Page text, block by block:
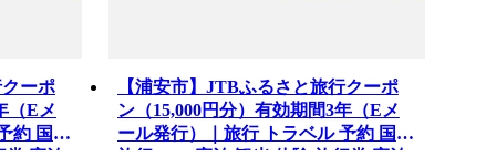
ーポ
（Eメ
約 国内
宿泊
【浦安市】JTBふるさと旅行クーポ
ン（15,000円分）有効期間3年（Eメ
ール発行）｜旅行 トラベル 予約 国内
旅行 JTB 宿泊 観光 体験 旅行券 宿泊